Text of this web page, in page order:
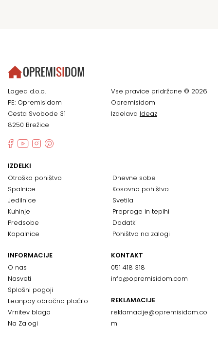
Lagea d.o.o.
PE: Opremisidom
Cesta Svobode 31
8250 Brežice
Vse pravice pridržane © 2026
Opremisidom
Izdelava Ideaz
IZDELKI
Otroško pohištvo
Spalnice
Jedilnice
Kuhinje
Predsobe
Kopalnice
Dnevne sobe
Kosovno pohištvo
Svetila
Preproge in tepihi
Dodatki
Pohištvo na zalogi
INFORMACIJE
O nas
Nasveti
Splošni pogoji
Leanpay obročno plačilo
Vrnitev blaga
Na Zalogi
KONTAKT
051 418 318
info@opremisidom.com
REKLAMACIJE
reklamacije@opremisidom.co
m